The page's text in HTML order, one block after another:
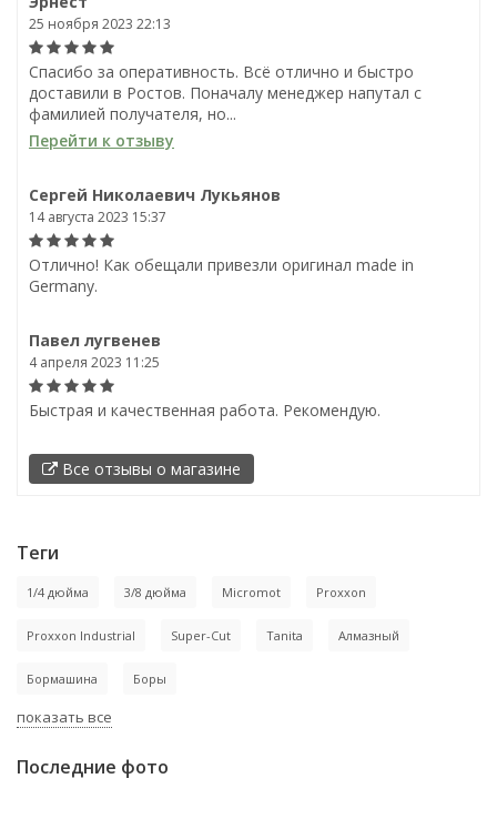
25 ноября 2023 22:13
Спасибо за оперативность. Всё отлично и быстро
доставили в Ростов. Поначалу менеджер напутал с
фамилией получателя, но...
Перейти к отзыву
Сергей Николаевич Лукьянов
14 августа 2023 15:37
Отлично! Как обещали привезли оригинал made in
Germany.
Павел лугвенев
4 апреля 2023 11:25
Быстрая и качественная работа. Рекомендую.
Все отзывы о магазине
Теги
1/4 дюйма 3/8 дюйма Micromot Proxxon
Proxxon Industrial Super-Cut Tanita Алмазный
Бормашина Боры
показать все
Последние фото